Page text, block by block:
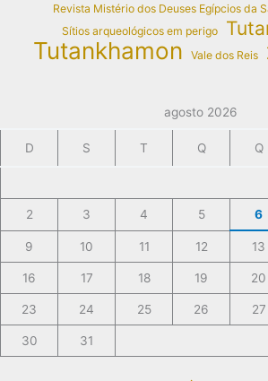
Revista Mistério dos Deuses Egípcios da
Sítios arqueológicos em perigo
Tutankhamon Vale dos Reis
agosto 2026
D S T Q Q
2 3 4 5 6
9 10 11 12 13
16 17 18 19 20
23 24 25 26 27
30 31